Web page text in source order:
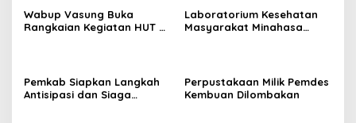
Wabup Vasung Buka
Rangkaian Kegiatan HUT RI
Laboratorium Kesehatan
Masyarakat Minahasa
Pemkab Siapkan Langkah
Antisipasi dan Siaga
Perpustakaan Milik Pemdes
Kembuan Dilombakan